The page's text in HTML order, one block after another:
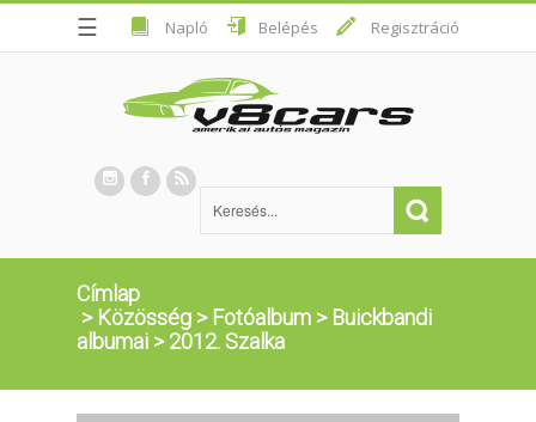
☰ Napló Belépés Regisztráció
Címlap
> Közösség > Fotóalbum > Buickbandi
albumai >2012. Szalka